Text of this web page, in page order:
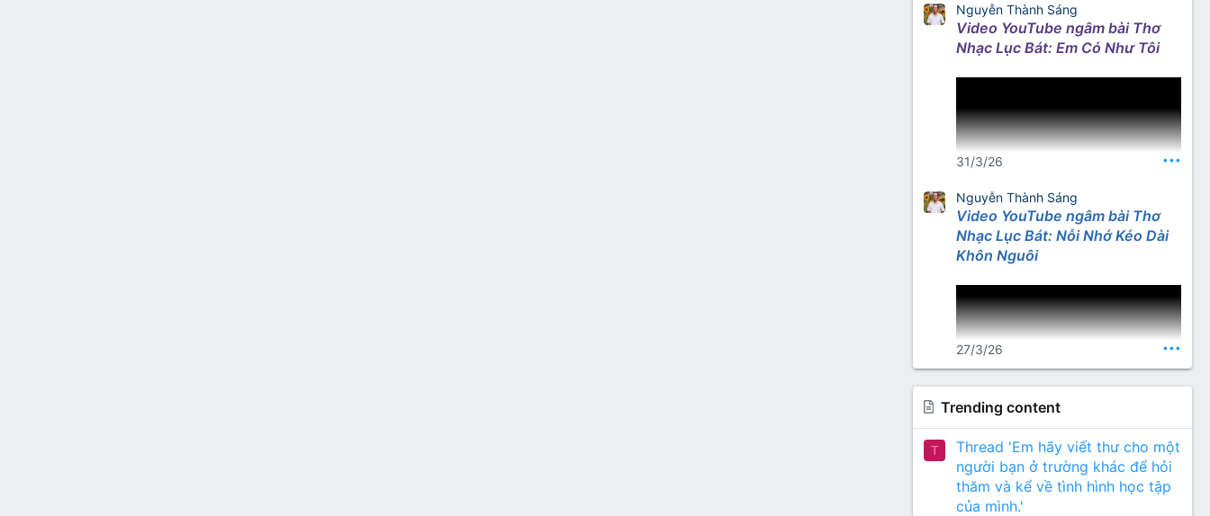
Nguồn thơ – tìm với từ khóa
Nguyễn Thành Sáng
Video YouTube ngâm bài Thơ
Nhạc Lục Bát: Em Có Như Tôi
Nguồn thơ (gõ từ khoá): Nhất
Lang Thư Quán
31/3/26 •••
Nguyễn Thành Sáng
Video YouTube ngâm bài Thơ
Nhạc Lục Bát: Nỗi Nhớ Kéo Dài
Khôn Nguôi
Nguồn thơ (gõ từ khoá): Nhất
Lang Thư Quán
27/3/26 •••
Trending content
T
Thread 'Em hãy viết thư cho một
người bạn ở trường khác để hỏi
thăm và kể về tình hình học tập
của mình.'